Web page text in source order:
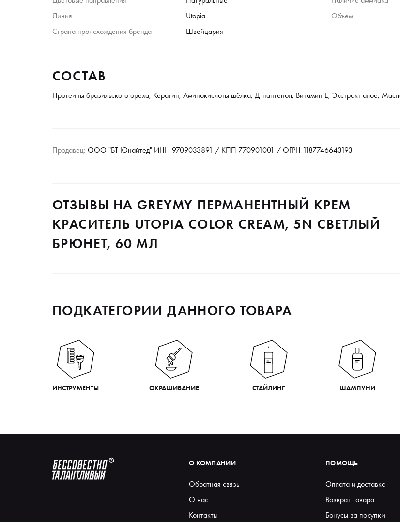
Линия
Utopia Объем
Страна происхождения бренда
Швейцария
СОСТАВ
Протеины бразильского ореха; Кератин; Аминокислоты шёлка; Д-пантенол; Витамин Е; Экстракт алое;
Продавец: ООО "БТ Юнайтед" ИНН 9709033891 / КПП 770901001 / ОГРН 1187746643193
ОТЗЫВЫ НА GREYMY ПЕРМАНЕНТНЫЙ КРЕМ
КРАСИТЕЛЬ UTOPIA COLOR CREAM, 5N СВЕТЛЫЙ
БРЮНЕТ, 60 МЛ
ПОДКАТЕГОРИИ ДАННОГО ТОВАРА
ИНСТРУМЕНТЫ ОКРАШИВАНИЕ СТАЙЛИНГ ШАМПУНИ
О КОМПАНИИ
Обратная связь
О нас
Контакты
ПОМОЩЬ
Оплата и доставка
Возврат товара
Бонусы за покупки